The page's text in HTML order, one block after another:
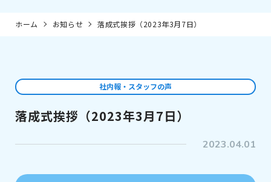
ホーム お知らせ 落成式挨拶（2023年3月7日）
社内報・スタッフの声
落成式挨拶（2023年3月7日）
2023.04.01